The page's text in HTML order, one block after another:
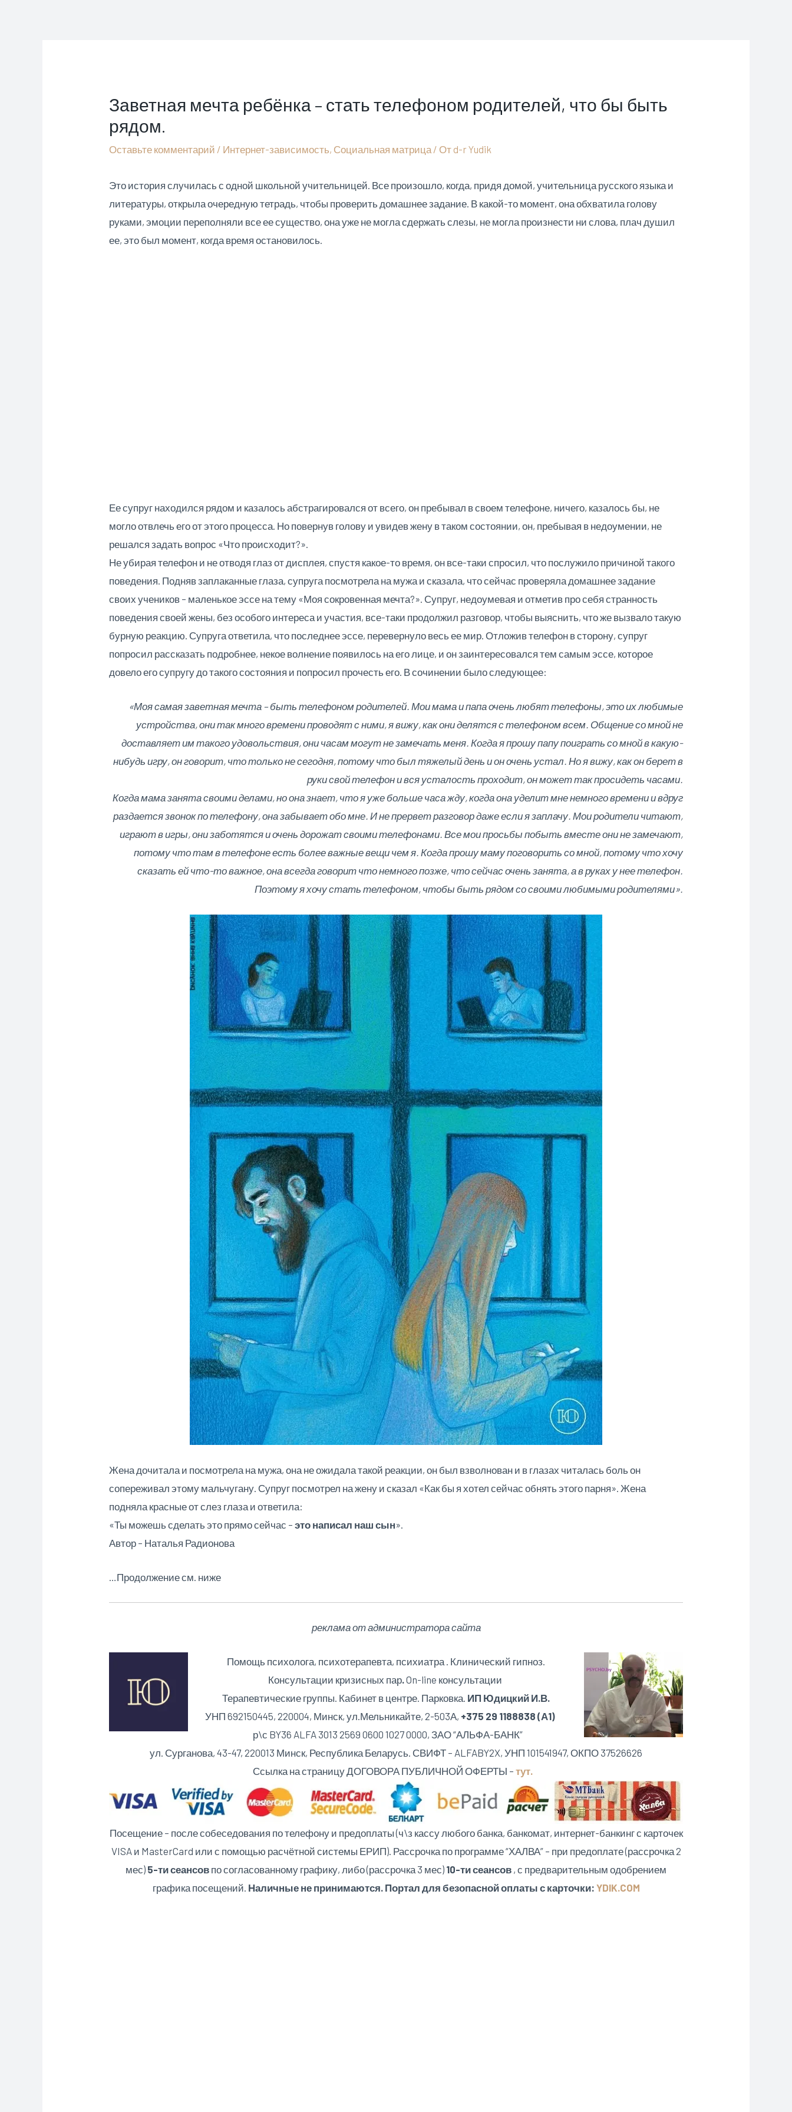
Заветная мечта ребёнка – стать телефоном родителей, что бы быть
рядом.
Оставьте комментарий / Интернет-зависимость, Социальная матрица / Отd-r Yudik
Это история случилась с одной школьной учительницей. Все произошло, когда, придя домой, учительница русского языка и
литературы, открыла очередную тетрадь, чтобы проверить домашнее задание. В какой-то момент, она обхватила голову
руками, эмоции переполняли все ее существо, она уже не могла сдержать слезы, не могла произнести ни слова, плач душил
ее, это был момент, когда время остановилось.
Ее супруг находился рядом и казалось абстрагировался от всего, он пребывал в своем телефоне, ничего, казалось бы, не
могло отвлечь его от этого процесса. Но повернув голову и увидев жену в таком состоянии, он, пребывая в недоумении, не
решался задать вопрос «Что происходит?».
Не убирая телефон и не отводя глаз от дисплея, спустя какое-то время, он все-таки спросил, что послужило причиной такого
поведения. Подняв заплаканные глаза, супруга посмотрела на мужа и сказала, что сейчас проверяла домашнее задание
своих учеников – маленькое эссе на тему «Моя сокровенная мечта?». Супруг, недоумевая и отметив про себя странность
поведения своей жены, без особого интереса и участия, все-таки продолжил разговор, чтобы выяснить, что же вызвало такую
бурную реакцию. Супруга ответила, что последнее эссе, перевернуло весь ее мир. Отложив телефон в сторону, супруг
попросил рассказать подробнее, некое волнение появилось на его лице, и он заинтересовался тем самым эссе, которое
довело его супругу до такого состояния и попросил прочесть его. В сочинении было следующее:
«Моя самая заветная мечта – быть телефоном родителей. Мои мама и папа очень любят телефоны, это их любимые
устройства, они так много времени проводят с ними, я вижу, как они делятся с телефоном всем. Общение со мной не
доставляет им такого удовольствия, они часам могут не замечать меня. Когда я прошу папу поиграть со мной в какую-
нибудь игру, он говорит, что только не сегодня, потому что был тяжелый день и он очень устал. Но я вижу, как он берет в
руки свой телефон и вся усталость проходит, он может так просидеть часами.
Когда мама занята своими делами, но она знает, что я уже больше часа жду, когда она уделит мне немного времени и вдруг
раздается звонок по телефону, она забывает обо мне. И не прервет разговор даже если я заплачу. Мои родители читают,
играют в игры, они заботятся и очень дорожат своими телефонами. Все мои просьбы побыть вместе они не замечают,
потому что там в телефоне есть более важные вещи чем я. Когда прошу маму поговорить со мной, потому что хочу
сказать ей что-то важное, она всегда говорит что немного позже, что сейчас очень занята, а в руках у нее телефон.
Поэтому я хочу стать телефоном, чтобы быть рядом со своими любимыми родителями».
Жена дочитала и посмотрела на мужа, она не ожидала такой реакции, он был взволнован и в глазах читалась боль он
сопереживал этому мальчугану. Супруг посмотрел на жену и сказал «Как бы я хотел сейчас обнять этого парня». Жена
подняла красные от слез глаза и ответила:
«Ты можешь сделать это прямо сейчас – это написал наш сын».
Автор – Наталья Радионова
…Продолжение см. ниже
реклама от администратора сайта
Помощь психолога, психотерапевта, психиатра . Клинический гипноз.
Консультации кризисных пар. On-line консультации
Терапевтические группы. Кабинет в центре. Парковка. ИП Юдицкий И.В.
УНП 692150445, 220004, Минск, ул.Мельникайте, 2-503А, +375 29 1188838 (А1)
р\с BY36 ALFA 3013 2569 0600 1027 0000, ЗАО “АЛЬФА-БАНК”
ул. Сурганова, 43-47, 220013 Минск, Республика Беларусь. СВИФТ – ALFABY2X, УНП 101541947, ОКПО 37526626
Ссылка на страницу ДОГОВОРА ПУБЛИЧНОЙ ОФЕРТЫ – тут.
Посещение – после собеседования по телефону и предоплаты (ч\з кассу любого банка, банкомат, интернет-банкинг с карточек
VISA и MasterCard или с помощью расчётной системы ЕРИП). Рассрочка по программе “ХАЛВА” – при предоплате (рассрочка 2
мес) 5-ти сеансов по согласованному графику, либо (рассрочка 3 мес) 10-ти сеансов , с предварительным одобрением
графика посещений. Наличные не принимаются. Портал для безопасной оплаты с карточки: YDIK.COM